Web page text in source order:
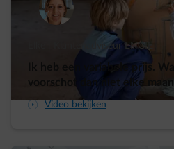
Elke | Klantenadviseur ENGIE
Ik heb een variabele prijs.
voorschot dan niet elke
arrow-play-fwd Video bekijken